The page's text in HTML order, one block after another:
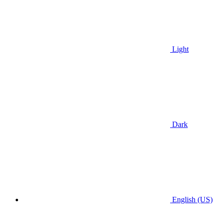
Light
Dark
English (US)